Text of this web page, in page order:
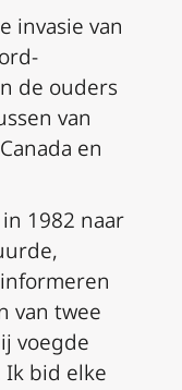
invasie van
de ouders
van
en
1982 naar
van twee
voegde
Ik bid elke